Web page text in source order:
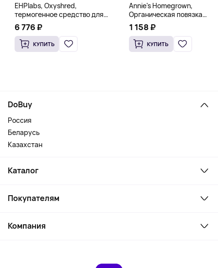
EHPlabs, Oxyshred,
термогенное средство для
сжигания жира, малиновое
освежение, 318 г (11,2 унции)
6 776 ₽
КУПИТЬ
Annie's Homegrown,
Органическая повязка
«Богиня», 236 мл (8 жидк.
унц.)
1 158 ₽
КУПИТЬ
DoBuy
Россия
Беларусь
Казахстан
Каталог
Ноутбуки, мониторы, VR
Косметика и уход
Покупателям
Как заказать
Компания